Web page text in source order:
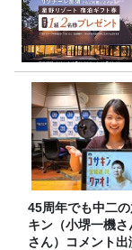
45周年でも中二
キン（小堺一機
さん）コメント